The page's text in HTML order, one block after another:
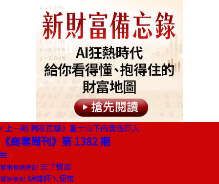
上一期 獨家直擊》富士山下的黃色巨人
《商業周刊》第 1382 期
董事長嬉遊記 忘了懼高
饕姊食記 總鋪師ㄟ便當